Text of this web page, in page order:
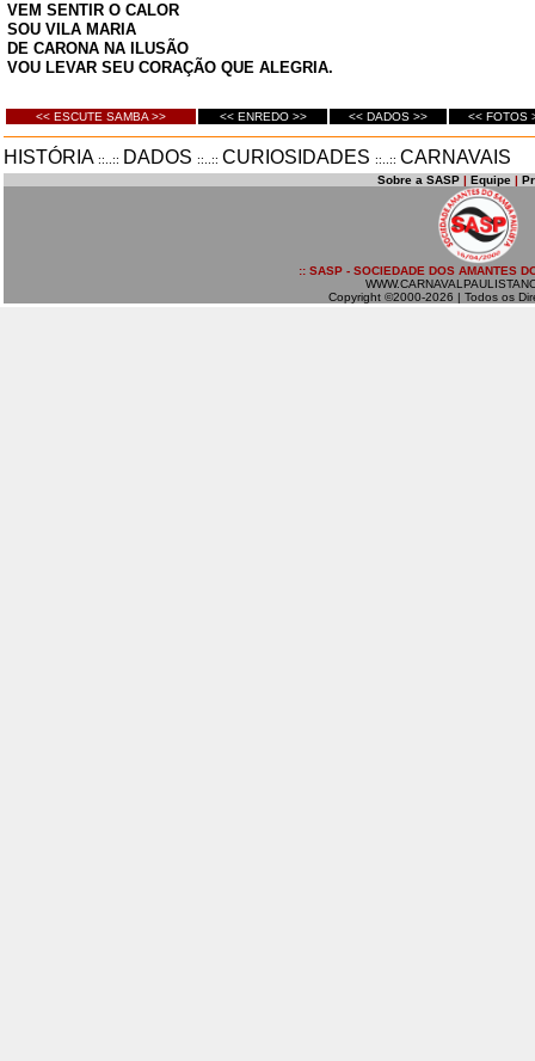
VEM SENTIR O CALOR
SOU VILA MARIA
DE CARONA NA ILUSÃO
VOU LEVAR SEU CORAÇÃO QUE ALEGRIA.
<< ESCUTE SAMBA >> << ENREDO >> << DADOS >> << FOTOS
HISTÓRIA ::..:: DADOS ::..:: CURIOSIDADES ::..:: CARNAVAIS
Sobre a SASP | Equipe |
:: SASP - SOCIEDADE DOS AMANTES
Copyright ©2000-2026 | Todos os